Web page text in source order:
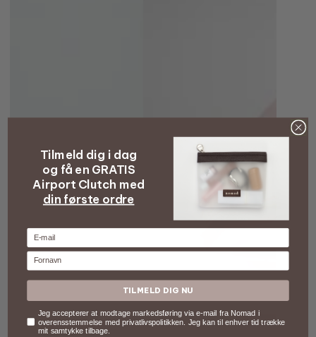
Tilmeld dig i dag
og få en GRATIS
Airport Clutch med
din første ordre
E-mail
Fornavn
TILMELD DIG NU
Samtykke
Jeg accepterer at modtage markedsføring via e-mail fra Nomad i
overensstemmelse med privatlivspolitikken. Jeg kan til enhver tid trække
mit samtykke tilbage.